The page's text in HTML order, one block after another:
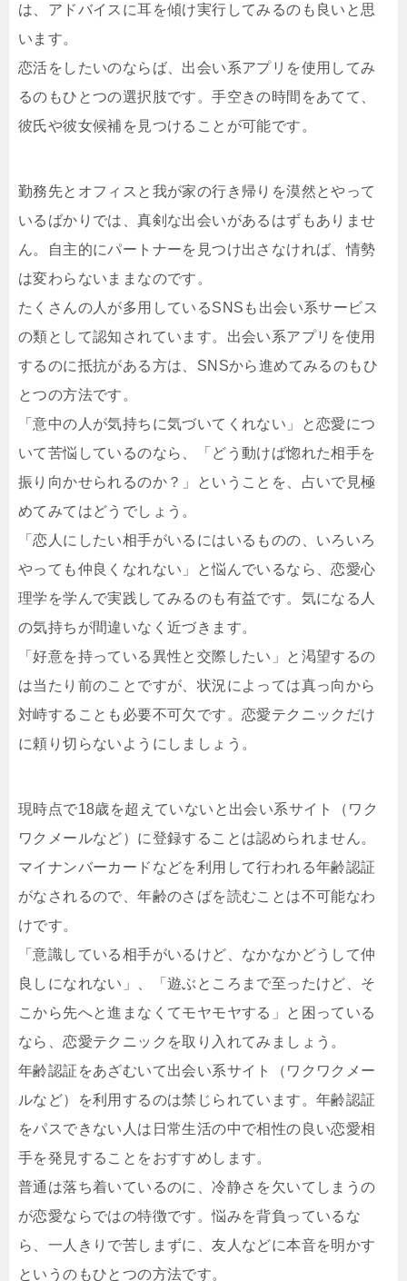
は、アドバイスに耳を傾け実行してみるのも良いと思
います。
恋活をしたいのならば、出会い系アプリを使用してみ
るのもひとつの選択肢です。手空きの時間をあてて、
彼氏や彼女候補を見つけることが可能です。
勤務先とオフィスと我が家の行き帰りを漠然とやって
いるばかりでは、真剣な出会いがあるはずもありませ
ん。自主的にパートナーを見つけ出さなければ、情勢
は変わらないままなのです。
たくさんの人が多用しているSNSも出会い系サービス
の類として認知されています。出会い系アプリを使用
するのに抵抗がある方は、SNSから進めてみるのもひ
とつの方法です。
「意中の人が気持ちに気づいてくれない」と恋愛につ
いて苦悩しているのなら、「どう動けば惚れた相手を
振り向かせられるのか？」ということを、占いで見極
めてみてはどうでしょう。
「恋人にしたい相手がいるにはいるものの、いろいろ
やっても仲良くなれない」と悩んでいるなら、恋愛心
理学を学んで実践してみるのも有益です。気になる人
の気持ちが間違いなく近づきます。
「好意を持っている異性と交際したい」と渇望するの
は当たり前のことですが、状況によっては真っ向から
対峙することも必要不可欠です。恋愛テクニックだけ
に頼り切らないようにしましょう。
現時点で18歳を超えていないと出会い系サイト（ワク
ワクメールなど）に登録することは認められません。
マイナンバーカードなどを利用して行われる年齢認証
がなされるので、年齢のさばを読むことは不可能なわ
けです。
「意識している相手がいるけど、なかなかどうして仲
良しになれない」、「遊ぶところまで至ったけど、そ
こから先へと進まなくてモヤモヤする」と困っている
なら、恋愛テクニックを取り入れてみましょう。
年齢認証をあざむいて出会い系サイト（ワクワクメー
ルなど）を利用するのは禁じられています。年齢認証
をパスできない人は日常生活の中で相性の良い恋愛相
手を発見することをおすすめします。
普通は落ち着いているのに、冷静さを欠いてしまうの
が恋愛ならではの特徴です。悩みを背負っているな
ら、一人きりで苦しまずに、友人などに本音を明かす
というのもひとつの方法です。